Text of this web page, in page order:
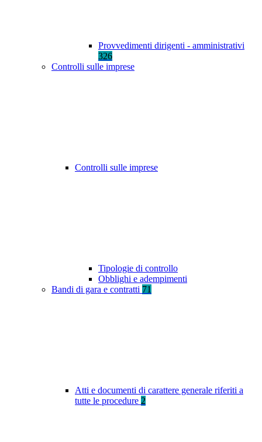
Provvedimenti dirigenti - amministrativi
326
Controlli sulle imprese
Controlli sulle imprese
Tipologie di controllo
Obblighi e adempimenti
Bandi di gara e contratti 71
Atti e documenti di carattere generale riferiti a
tutte le procedure 2